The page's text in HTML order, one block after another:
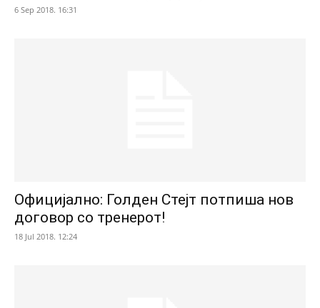
6 Sep 2018. 16:31
Официјално: Голден Стејт потпиша нов
договор со тренерот!
18 Jul 2018. 12:24